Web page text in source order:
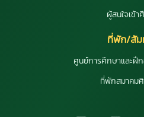
ผู้สนใจเข้า
ที่พัก/สัม
ศูนย์การศึกษาและฝึ
ที่พักสมาคม